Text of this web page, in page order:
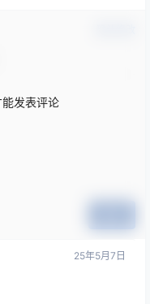
发表评论
25年5月7日